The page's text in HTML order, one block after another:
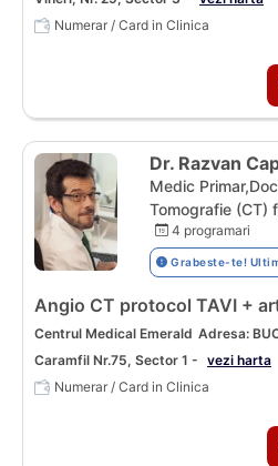
Numerar / Card in Clinica
Dr. Razvan
Medic
Tomografie (CT)
4 programari
Grabeste-te!
Angio CT protocol TAVI +
Centrul Medical Emerald Adresa:
Caramfil Nr.75, Sector 1 - vezi harta
Numerar / Card in Clinica